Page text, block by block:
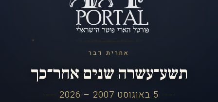
אחרית דבר
תשע־עשרה שנים אחר־כך
5 באוגוסט 2007 – 2026